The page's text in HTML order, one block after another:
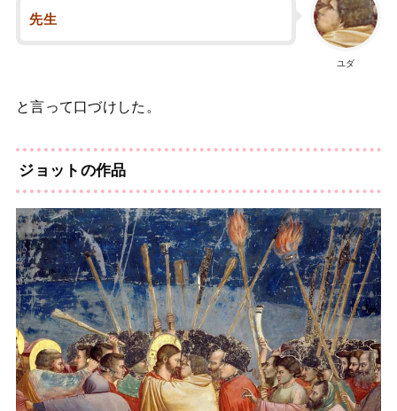
ユダ
先生
と言って口づけした。
ジョットの作品